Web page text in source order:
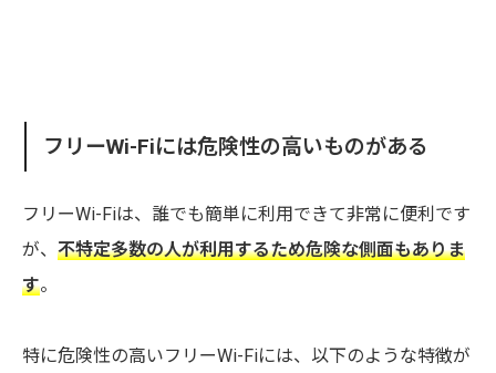
フリーWi-Fiには危険性の高いものがある
フリーWi-Fiは、誰でも簡単に利用できて非常に便利です
が、 不特定多数の人が利用するため危険な側面もありま
す。
特に危険性の高いフリーWi-Fiには、以下のような特徴が